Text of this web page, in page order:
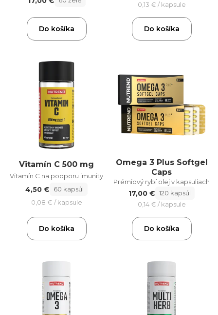
Do košíka
0,13 € / kapsule
Do košíka
Vitamín C 500 mg
Vitamín C na podporu imunity
4,50 €
60 kapsúl
0,08 € / kapsule
Do košíka
Omega 3 Plus Softgel
Caps
Prémiový rybí olej v kapsuliach
17,00 € 120 kapsúl
0,14 € / kapsule
Do košíka